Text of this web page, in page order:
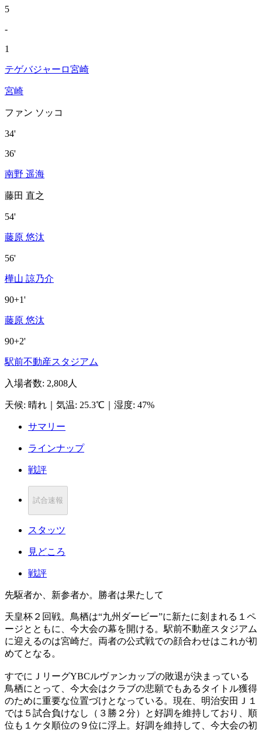
5
-
1
テゲバジャーロ宮崎
宮崎
ファン ソッコ
34'
36'
南野 遥海
藤田 直之
54'
藤原 悠汰
56'
樺山 諒乃介
90+1'
藤原 悠汰
90+2'
駅前不動産スタジアム
入場者数: 2,808人
天候: 晴れ 気温: 25.3℃ 湿度: 47%
サマリー
ラインナップ
戦評
試合速報
スタッツ
見どころ
戦評
先駆者か、新参者か。勝者は果たして
天皇杯２回戦。鳥栖は“九州ダービー”に新たに刻まれる１ペ
ージとともに、今大会の幕を開ける。駅前不動産スタジアム
に迎えるのは宮崎だ。両者の公式戦での顔合わせはこれが初
めてとなる。
すでにＪリーグYBCルヴァンカップの敗退が決まっている
鳥栖にとって、今大会はクラブの悲願でもあるタイトル獲得
のために重要な位置づけとなっている。現在、明治安田Ｊ１
では５試合負けなし（３勝２分）と好調を維持しており、順
位も１ケタ順位の９位に浮上。好調を維持して、今大会の初